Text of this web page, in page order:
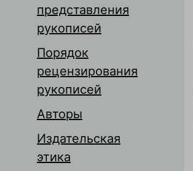
представления
рукописей
Порядок
рецензирования
рукописей
Авторы
Издательская
этика